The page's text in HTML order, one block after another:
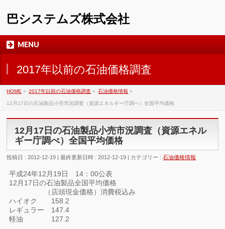
巴システムズ株式会社
MENU
2017年以前の石油価格調査
HOME » 2017年以前の石油価格調査 » 石油価格情報 »
12月17日の石油製品小売市況調査（資源エネルギー庁調べ）全国平均価格
12月17日の石油製品小売市況調査（資源エネル
ギー庁調べ）全国平均価格
投稿日 : 2012-12-19 最終更新日時 : 2012-12-19 カテゴリー :石油価格情報
平成24年12月19日 14：00公表
12月17日の石油製品全国平均価格
（店頭現金価格）消費税込み
ハイオク 158.2
レギュラー 147.4
軽油 127.2